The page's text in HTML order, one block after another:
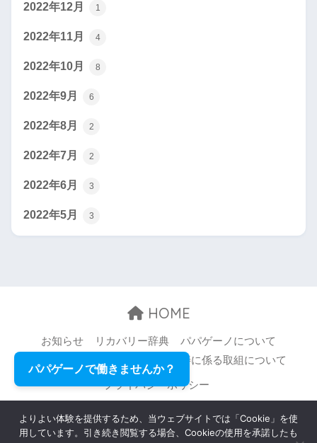
2022年12月 1
2022年11月 4
2022年10月 8
2022年9月 6
2022年8月 2
2022年7月 2
2022年6月 3
2022年5月 3
HOME
お知らせ リカバリー辞典
パパゲーノについて
職場環境等の改善に係る取組について
プライバシーポリシー
© 2026 Papageno,Inc. All rights reserved.
パパゲーノで働きませんか？
よりよい体験を提供するため、当ウェブサイトでは「Cookie」を使
用しています。引き続き閲覧する場合、Cookieの使用を承諾したも